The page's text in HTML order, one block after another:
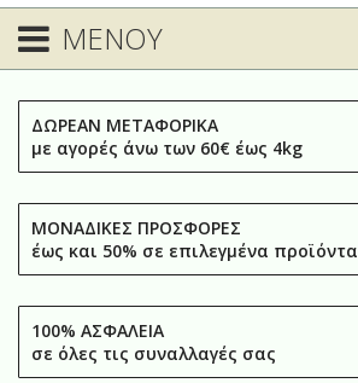
ΜΕΝΟΥ
ΔΩΡΕΑΝ ΜΕΤΑΦΟΡΙΚΑ
με αγορές άνω των 60€ έως 4kg
ΜΟΝΑΔΙΚΕΣ ΠΡΟΣΦΟΡΕΣ
έως και 50% σε επιλεγμένα προϊόντα
100% ΑΣΦΑΛΕΙΑ
σε όλες τις συναλλαγές σας